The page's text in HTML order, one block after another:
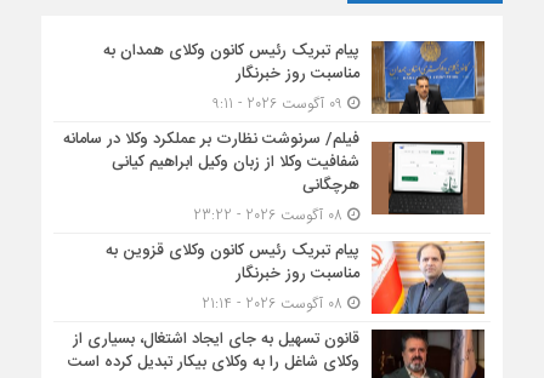
آبان
۱۳۹۹
پیام تبریک رئیس کانون وکلای همدان به
مناسبت روز خبرنگار
فیلم/ سرنوشت نظارت بر عملکرد وکلا در سامانه
شفافیت وکلا از زبان وکیل ابراهیم کیانی
هرچگانی
پیام تبریک رئیس کانون وکلای قزوین به
مناسبت روز خبرنگار
قانون تسهیل به جای ایجاد اشتغال، بسیاری از
وکلای شاغل را به وکلای بیکار تبدیل کرده است